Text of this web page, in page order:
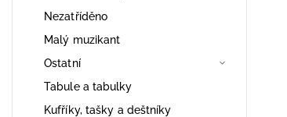
Nezatříděno
Malý muzikant
Ostatní
Tabule a tabulky
Kufříky, tašky a deštníky